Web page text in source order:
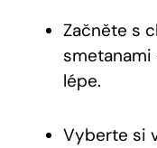
Začněte s
lépe.
Vyberte si